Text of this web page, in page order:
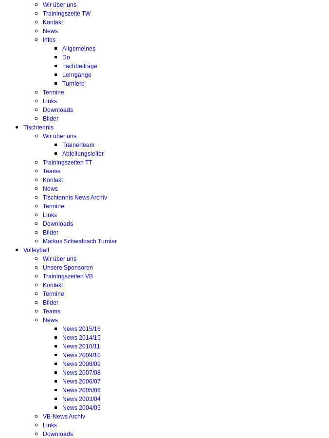
Wir über uns
Trainingszeite TW
Kontakt
News
Infos
Allgemeines
Do
Fachbeiträge
Lehrgänge
Turniere
Termine
Links
Downloads
Bilder
Tischtennis
Wir über uns
Trainerteam
Abteilungsleiter
Trainingszeiten TT
Teams
Kontakt
News
Tischtennis News Archiv
Termine
Links
Downloads
Bilder
Markus Schwalbach Turnier
Volleyball
Wir über uns
Unsere Sponsoren
Trainingszeiten VB
Kontakt
Termine
Bilder
Teams
News
News 2015/16
News 2014/15
News 2010/11
News 2009/10
News 2008/09
News 2007/08
News 2006/07
News 2005/06
News 2003/04
News 2004/05
VB-News Archiv
Links
Downloads